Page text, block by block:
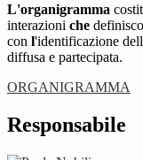
L'organigramma
interazioni che
con l'identificazione
diffusa e partecipata.
ORGANIGRAMMA
Responsabile